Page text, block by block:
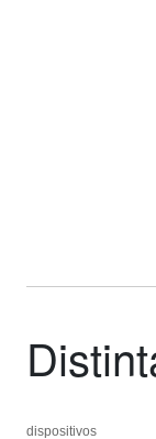
dispositivos
dispositivos